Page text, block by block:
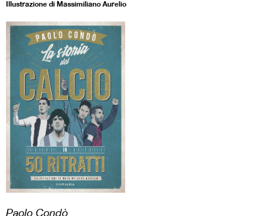
Illustrazione di Massimiliano Aurelio
Paolo Condò